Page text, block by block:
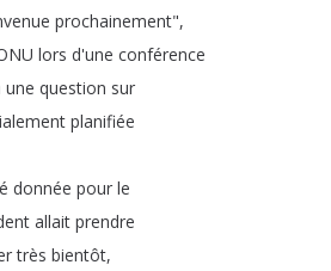
prochainement",
lors d'une conférence
une question sur
planifiée
donnée pour le
allait prendre
très bientôt,